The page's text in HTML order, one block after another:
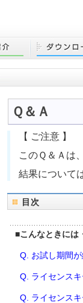
Ｑ＆Ａ
【 ご注意 】
このＱ＆Ａは
結果について
目次
■こんなときには
Q. お試し期間
Q. ライセンス
Q. ライセンス